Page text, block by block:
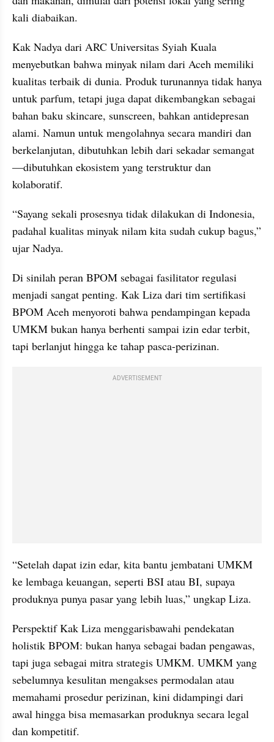
kali diabaikan.
Kak Nadya dari ARC Universitas Syiah Kuala
menyebutkan bahwa minyak nilam dari Aceh memiliki
kualitas terbaik di dunia. Produk turunannya tidak hanya
untuk parfum, tetapi juga dapat dikembangkan sebagai
bahan baku skincare, sunscreen, bahkan antidepresan
alami. Namun untuk mengolahnya secara mandiri dan
berkelanjutan, dibutuhkan lebih dari sekadar semangat
—dibutuhkan ekosistem yang terstruktur dan
kolaboratif.
“Sayang sekali prosesnya tidak dilakukan di Indonesia,
padahal kualitas minyak nilam kita sudah cukup bagus,”
ujar Nadya.
Di sinilah peran BPOM sebagai fasilitator regulasi
menjadi sangat penting. Kak Liza dari tim sertifikasi
BPOM Aceh menyoroti bahwa pendampingan kepada
UMKM bukan hanya berhenti sampai izin edar terbit,
tapi berlanjut hingga ke tahap pasca-perizinan.
ADVERTISEMENT
“Setelah dapat izin edar, kita bantu jembatani UMKM
ke lembaga keuangan, seperti BSI atau BI, supaya
produknya punya pasar yang lebih luas,” ungkap Liza.
Perspektif Kak Liza menggarisbawahi pendekatan
holistik BPOM: bukan hanya sebagai badan pengawas,
tapi juga sebagai mitra strategis UMKM. UMKM yang
sebelumnya kesulitan mengakses permodalan atau
memahami prosedur perizinan, kini didampingi dari
awal hingga bisa memasarkan produknya secara legal
dan kompetitif.